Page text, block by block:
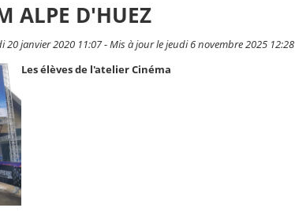
ALPE D'HUEZ
20 janvier 2020 11:07 - Mis à jour le jeudi 6 novembre 2025 12:28
Les élèves de l'atelier Cinéma